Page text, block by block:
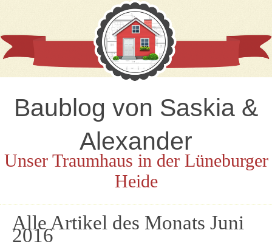
Baublog von Saskia &
Alexander
Unser Traumhaus in der Lüneburger
Heide
Alle Artikel des Monats Juni
2016